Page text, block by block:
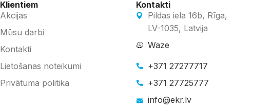
Klientiem
Akcijas
Mūsu darbi
Kontakti
Lietošanas noteikumi
Privātuma politika
Kontakti
Pildas iela 16b, Rīga,
LV-1035, Latvija
Waze
+371 27277717
+371 27725777
info@ekr.lv